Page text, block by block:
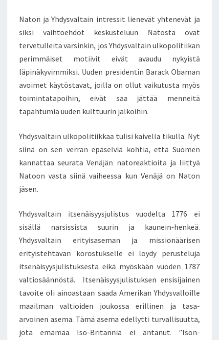
A
S
S
A
L
I
I
K
U
L
L
I
T
Ä
A
T
O
L
E
K
Naton ja Yhdysvaltain intressit lienevät yhtenevät ja
siksi vaihtoehdot keskusteluun Natosta ovat
tervetulleita varsinkin, jos Yhdysvaltain ulkopolitiikan
perimmäiset motiivit eivät avaudu nykyistä
läpinäkyvimmiksi. Uuden presidentin Barack Obaman
avoimet käytöstavat, joilla on ollut vaikutusta myös
toimintatapoihin, eivät saa jättää menneitä
tapahtumia uuden kulttuurin jalkoihin.
Yhdysvaltain ulkopolitiikkaa tulisi kaivella tikulla. Nyt
siinä on sen verran epäselviä kohtia, että Suomen
kannattaa seurata Venäjän natoreaktioita ja liittyä
Natoon vasta siinä vaiheessa kun Venäjä on Naton
jäsen.
Yhdysvaltain itsenäisyysjulistus vuodelta 1776 ei
sisällä narsissista suurin ja kaunein-henkeä.
Yhdysvaltain erityisaseman ja missionäärisen
erityistehtävän korostukselle ei löydy perusteluja
itsenäisyysjulistuksesta eikä myöskään vuoden 1787
valtiosäännöstä. Itsenäisyysjulistuksen ensisijainen
tavoite oli ainoastaan saada Amerikan Yhdysvalloille
maailman valtioiden joukossa erillinen ja tasa-
arvoinen asema. Tämä asema edellytti turvallisuutta,
jota emämaa Iso-Britannia ei antanut. ”Ison-